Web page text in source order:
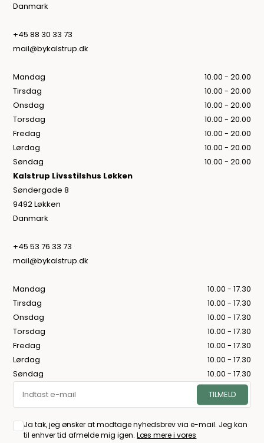
Danmark
+45 88 30 33 73
mail@bykalstrup.dk
Mandag
10.00 - 20.00
Tirsdag
10.00 - 20.00
Onsdag
10.00 - 20.00
Torsdag
10.00 - 20.00
Fredag
10.00 - 20.00
Lørdag
10.00 - 20.00
Søndag
10.00 - 20.00
Kalstrup Livsstilshus Løkken
Søndergade 8
9492 Løkken
Danmark
+45 53 76 33 73
mail@bykalstrup.dk
Mandag
10.00 - 17.30
Tirsdag
10.00 - 17.30
Onsdag
10.00 - 17.30
Torsdag
10.00 - 17.30
Fredag
10.00 - 17.30
Lørdag
10.00 - 17.30
Søndag
10.00 - 17.30
Ja tak, jeg ønsker at modtage nyhedsbrev via e-mail. Jeg kan
til enhver tid afmelde mig igen.Læs mere i vores